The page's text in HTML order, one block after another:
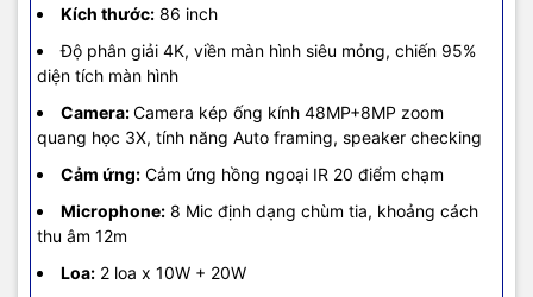
Kích thước: 86 inch
Độ phân giải 4K, viền màn hình siêu mỏng, chiến 95%
diện tích màn hình
Camera:Camera kép ống kính 48MP+8MP zoom
quang học 3X, tính năng Auto framing, speaker checking
Cảm ứng: Cảm ứng hồng ngoại IR 20 điểm chạm
Microphone: 8 Mic định dạng chùm tia, khoảng cách
thu âm 12m
Loa: 2 loa x 10W + 20W